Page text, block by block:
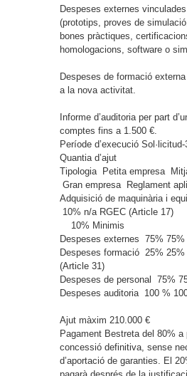
Despeses externes
(prototips, proves de
bones pràctiques,
homologacions, software o
Despeses de formació
a la nova activitat.
Informe d’auditoria per part
comptes fins a 1.500 €.
Període d’execució
Quantia d’ajut
Tipologia Petita empresa
Gran empresa Reglament
Adquisició de maquinària i
10% n/a RGEC (Article 17)
10% Minimis
Despeses externes 75% 75%
Despeses formació 25% 25%
(Article 31)
Despeses de personal
75%
Despeses auditoria 100 %
Ajut màxim 210.000 €
Pagament Bestreta del 80% a
concessió definitiva, sense
d’aportació de garanties. El